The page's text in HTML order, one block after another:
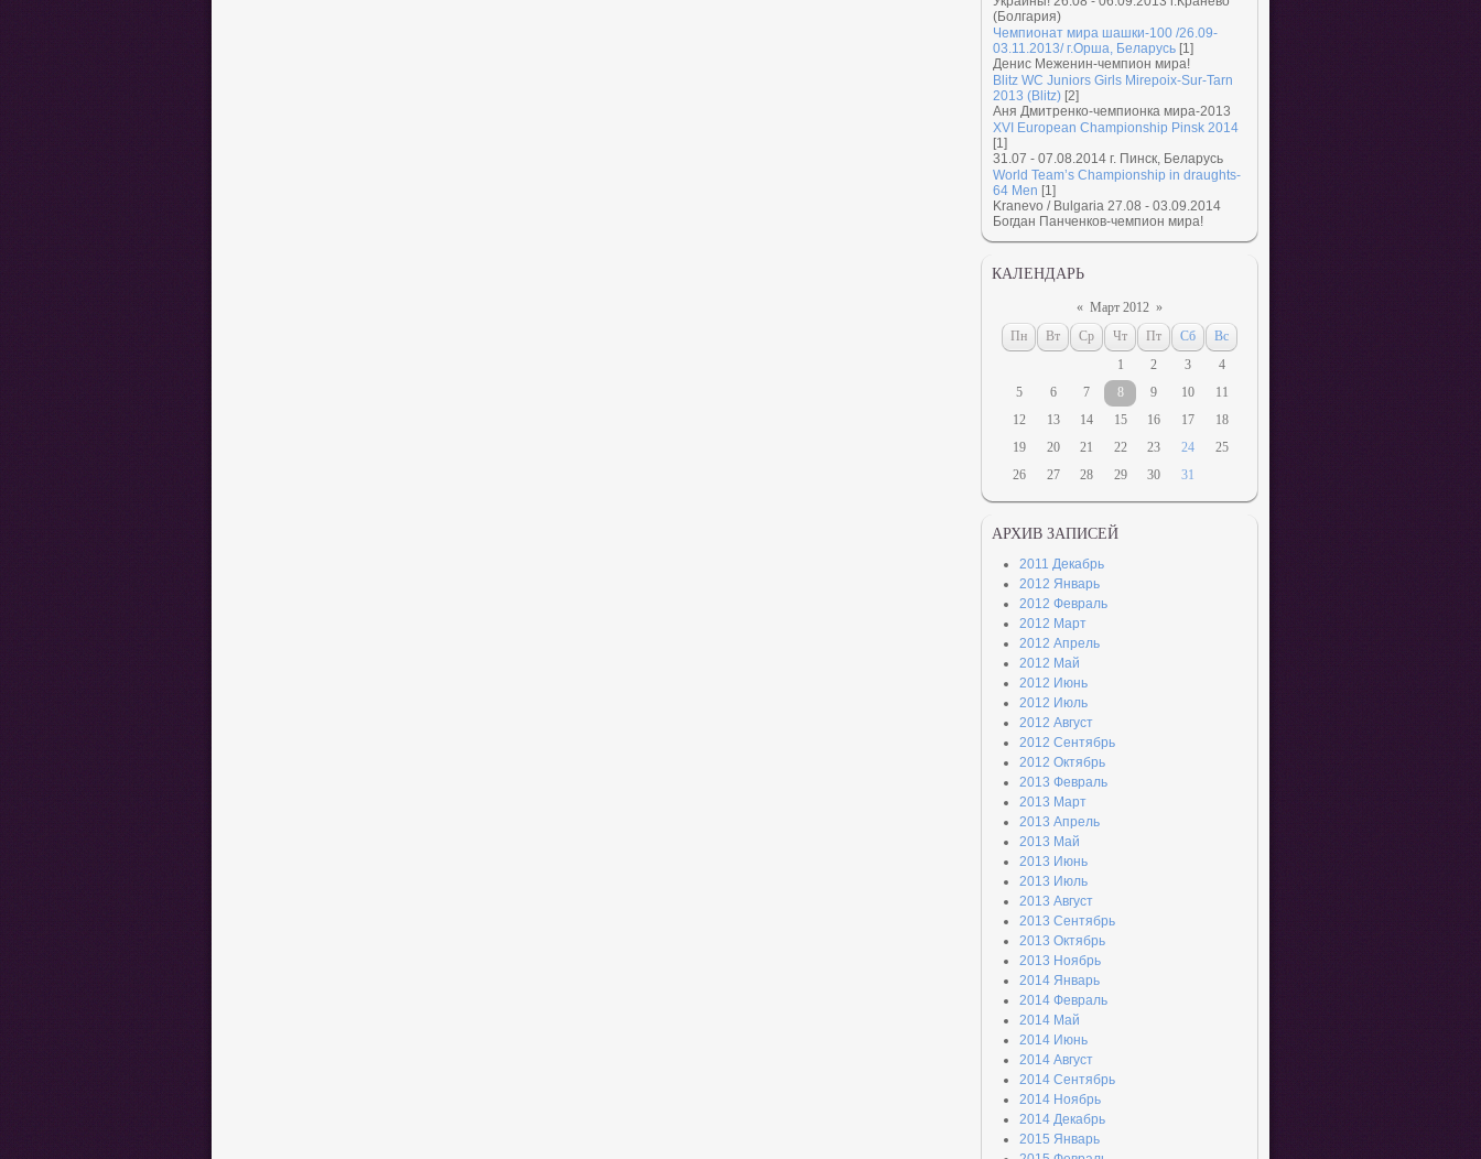
(Болгария)
Чемпионат мира шашки-100 /26.09-
03.11.2013/ г.Орша, Беларусь [1]
Денис Меженин-чемпион мира!
Blitz WC Juniors Girls Mirepoix-Sur-Tarn
2013 (Blitz) [2]
Аня Дмитренко-чемпионка мира-2013
XVI European Championship Pinsk 2014
[1]
31.07 - 07.08.2014 г. Пинск, Беларусь
World Team’s Championship in draughts-
64 Men [1]
Kranevo / Bulgaria 27.08 - 03.09.2014
Богдан Панченков-чемпион мира!
КАЛЕНДАРЬ
« Март 2012 »
Пн
Вт Ср Чт Пт Сб
Вс
1
2 3
4
5
6 7 8 9 10
11
12
13 14 15 16 17
18
19
20 21 22 23 24
25
26
27 28 29 30 31
АРХИВ ЗАПИСЕЙ
2011 Декабрь
2012 Январь
2012 Февраль
2012 Март
2012 Апрель
2012 Май
2012 Июнь
2012 Июль
2012 Август
2012 Сентябрь
2012 Октябрь
2013 Февраль
2013 Март
2013 Апрель
2013 Май
2013 Июнь
2013 Июль
2013 Август
2013 Сентябрь
2013 Октябрь
2013 Ноябрь
2014 Январь
2014 Февраль
2014 Май
2014 Июнь
2014 Август
2014 Сентябрь
2014 Ноябрь
2014 Декабрь
2015 Январь